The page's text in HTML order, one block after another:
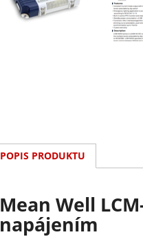
POPIS PRODUKTU
Mean Well
napájením